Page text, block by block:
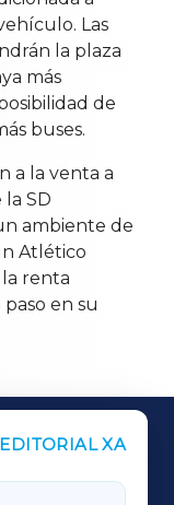
Las
la plaza
más
de
buses.
a la venta a
SD
ambiente de
Atlético
renta
en su
EDITORIAL XA